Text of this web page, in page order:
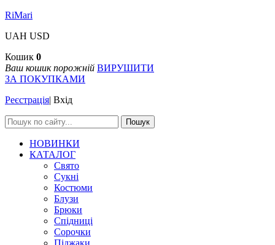
RiMari
UAH USD
Кошик 0
Ваш кошик порожній ВИРУШИТИ
ЗА ПОКУПКАМИ
Реєстрація| Вхід
Пошук
НОВИНКИ
КАТАЛОГ
Свято
Сукні
Костюми
Блузи
Брюки
Спідниці
Сорочки
Піджаки